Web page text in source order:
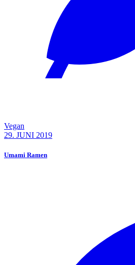
Vegan
29. JUNI 2019
Umami Ramen